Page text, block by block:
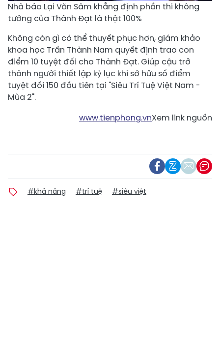
Nhà báo Lại Văn Sâm khẳng định phần thi không
tưởng của Thành Đạt là thật 100%
Không còn gì có thể thuyết phục hơn, giám khảo
khoa học Trần Thành Nam quyết định trao con
điểm 10 tuyệt đối cho Thành Đạt. Giúp cậu trở
thành người thiết lập kỷ lục khi sở hữu số điểm
tuyệt đối 150 đầu tiên tại "Siêu Trí Tuệ Việt Nam -
Mùa 2".
www.tienphong.vnXem link nguồn
#khả năng #trí tuệ #siêu việt